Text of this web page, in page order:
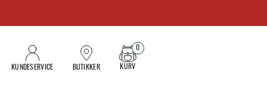
KUNDESERVICE BUTIKKER KURV
0